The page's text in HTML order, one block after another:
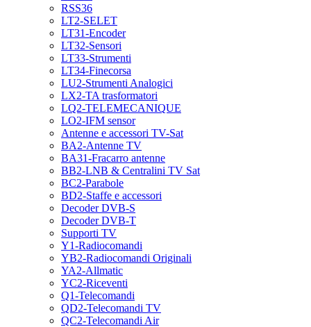
RSS36
LT2-SELET
LT31-Encoder
LT32-Sensori
LT33-Strumenti
LT34-Finecorsa
LU2-Strumenti Analogici
LX2-TA trasformatori
LQ2-TELEMECANIQUE
LO2-IFM sensor
Antenne e accessori TV-Sat
BA2-Antenne TV
BA31-Fracarro antenne
BB2-LNB & Centralini TV Sat
BC2-Parabole
BD2-Staffe e accessori
Decoder DVB-S
Decoder DVB-T
Supporti TV
Y1-Radiocomandi
YB2-Radiocomandi Originali
YA2-Allmatic
YC2-Riceventi
Q1-Telecomandi
QD2-Telecomandi TV
QC2-Telecomandi Air